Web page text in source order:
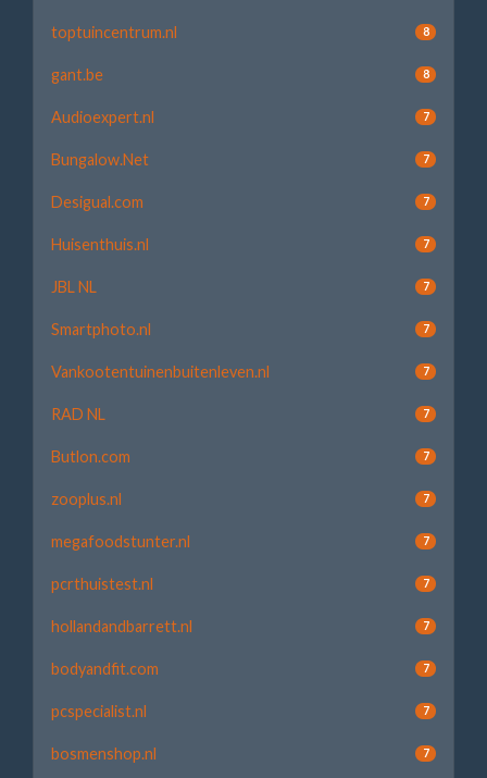
toptuincentrum.nl 8
gant.be 8
Audioexpert.nl 7
Bungalow.Net 7
Desigual.com 7
Huisenthuis.nl 7
JBL NL 7
Smartphoto.nl 7
Vankootentuinenbuitenleven.nl 7
RAD NL 7
Butlon.com 7
zooplus.nl 7
megafoodstunter.nl 7
pcrthuistest.nl 7
hollandandbarrett.nl 7
bodyandfit.com 7
pcspecialist.nl 7
bosmenshop.nl 7